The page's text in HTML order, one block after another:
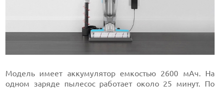
Модель имеет аккумулятор емкостью 2600 мАч. На
одном заряде пылесос работает около 25 минут. По